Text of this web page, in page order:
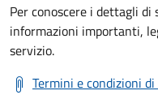
Per conoscere i dettagli
informazioni importanti,
servizio.
Termini e condizioni